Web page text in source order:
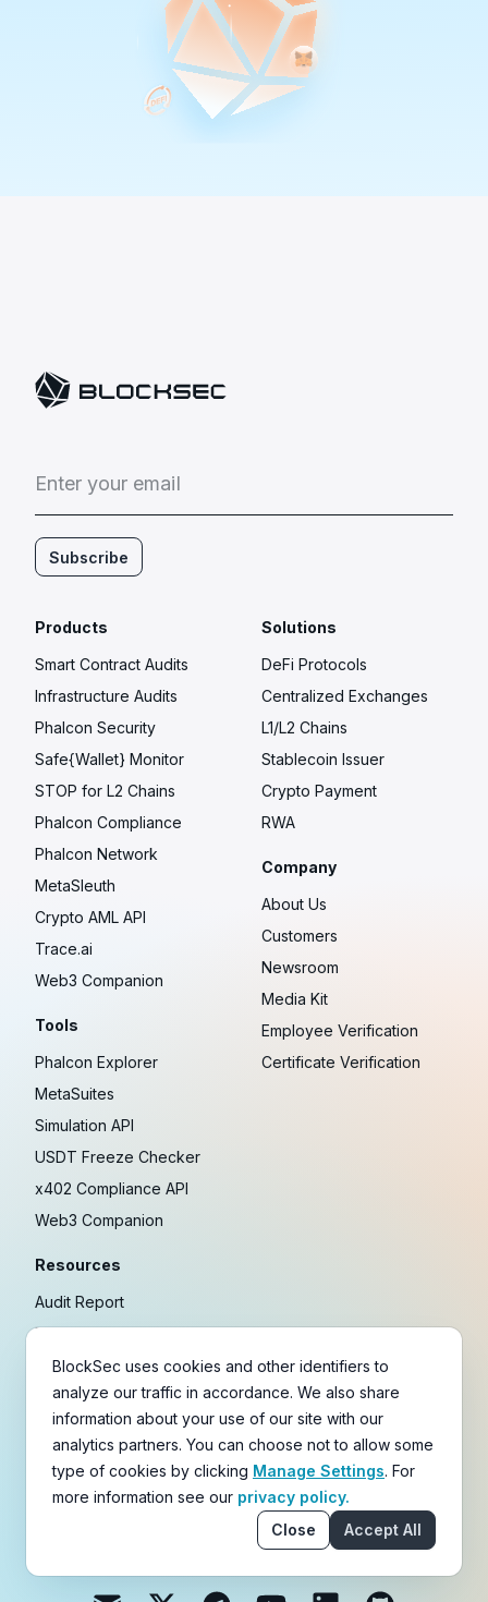
Enter your email
Subscribe
Products
Smart Contract Audits
Infrastructure Audits
Phalcon Security
Safe{Wallet} Monitor
STOP for L2 Chains
Phalcon Compliance
Phalcon Network
MetaSleuth
Crypto AML API
Trace.ai
Web3 Companion
Tools
Phalcon Explorer
MetaSuites
Simulation API
USDT Freeze Checker
x402 Compliance API
Web3 Companion
Resources
Audit Report
Docs
Security Incident Library
Blog
Research
Guides
Crypto Payment Playbook
Solutions
DeFi Protocols
Centralized Exchanges
L1/L2 Chains
Stablecoin Issuer
Crypto Payment
RWA
Company
About Us
Customers
Newsroom
Media Kit
Employee Verification
Certificate Verification
2026BlockSec
BlockSec uses cookies and other identifiers to
analyze our traffic in accordance. We also share
information about your use of our site with our
analytics partners. You can choose not to allow some
type of cookies by clicking Manage Settings. For
more information see our privacy policy.
Close
Accept All